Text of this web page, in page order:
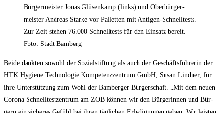
Bür­ger­meis­ter Jonas Glüsen­kamp (links) und Ober­bür­ger­
meis­ter Andre­as Star­ke vor Pal­let­ten mit Anti­gen-Schnell­tests.
Zur Zeit ste­hen 76.000 Schnell­tests für den Ein­satz bereit.
Foto: Stadt Bamberg
Bei­de dank­ten sowohl der Sozi­al­stif­tung als auch der Geschäfts­füh­re­rin der
HTK Hygie­ne Tech­no­lo­gie Kom­pe­tenz­zen­trum GmbH, Sus­an Lind­ner, für
ihre Unter­stüt­zung zum Wohl der Bam­ber­ger Bür­ger­schaft. „Mit dem neu­en
Coro­na Schnell­test­zen­trum am ZOB kön­nen wir den Bür­ge­rin­nen und Bür­